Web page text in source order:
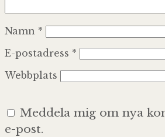
Namn *
E-postadress *
Webbplats
Meddela mig om nya
e-post.